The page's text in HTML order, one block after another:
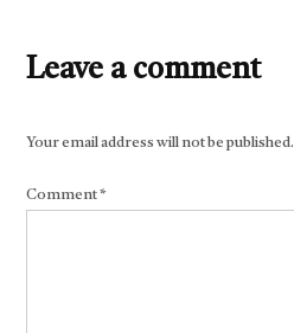
Leave a comment
Your email address will not be published.
Comment*